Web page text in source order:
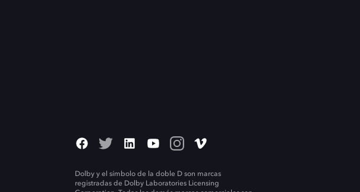
Dolby y el símbolo de la doble D son marcas
registradas de Dolby Laboratories Licensing